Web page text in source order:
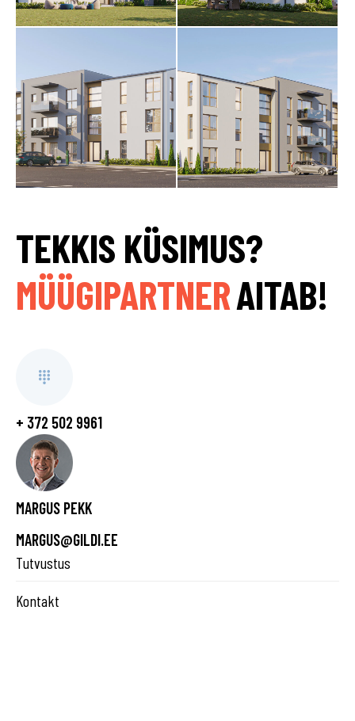
TEKKIS KÜSIMUS?
MÜÜGIPARTNERAITAB!
+ 372 502 9961
MARGUS PEKK
MARGUS@GILDI.EE
Tutvustus
Kontakt